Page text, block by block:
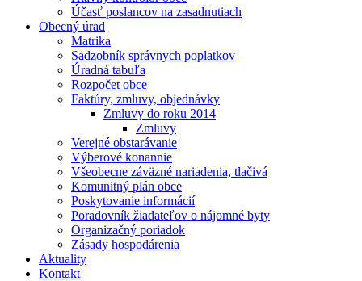
Účasť poslancov na zasadnutiach
Obecný úrad
Matrika
Sadzobník správnych poplatkov
Úradná tabuľa
Rozpočet obce
Faktúry, zmluvy, objednávky
Zmluvy do roku 2014
Zmluvy
Verejné obstarávanie
Výberové konannie
Všeobecne záväzné nariadenia, tlačivá
Komunitný plán obce
Poskytovanie informácií
Poradovník žiadateľov o nájomné byty
Organizačný poriadok
Zásady hospodárenia
Aktuality
Kontakt